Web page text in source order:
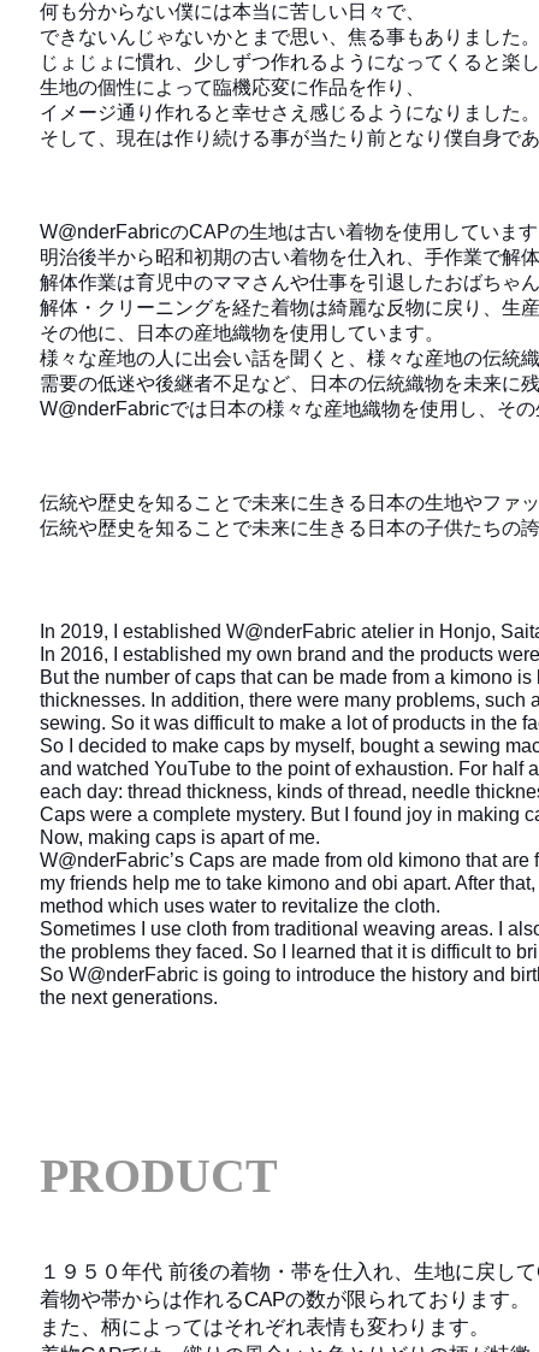
何も分からない僕には本当に苦しい日々で、
できないんじゃないかとまで思い、焦る事もありました。
じょじょに慣れ、少しずつ作れるようになってくると楽
生地の個性によって臨機応変に作品を作り、
イメージ通り作れると幸せさえ感じるようになりました。
そして、現在は作り続ける事が当たり前となり僕自身で
W@nderFabricのCAPの生地は古い着物を使用していま
明治後半から昭和初期の古い着物を仕入れ、手作業で解
解体作業は育児中のママさんや仕事を引退したおばちゃ
解体・クリーニングを経た着物は綺麗な反物に戻り、生
その他に、日本の産地織物を使用しています。
様々な産地の人に出会い話を聞くと、様々な産地の伝統
需要の低迷や後継者不足など、日本の伝統織物を未来に
W@nderFabricでは日本の様々な産地織物を使用し、そ
伝統や歴史を知ることで未来に生きる日本の生地やファ
伝統や歴史を知ることで未来に生きる日本の子供たちの
In 2019, I established W@nderFabric atelier in Honjo,
In 2016, I established my own brand and the products
But the number of caps that can be made from a kimono
thicknesses. In addition, there were many problems,
sewing. So it was difficult to make a lot of products in the
So I decided to make caps by myself, bought a sewing
and watched YouTube to the point of exhaustion. For half
each day: thread thickness, kinds of thread, needle
Caps were a complete mystery. But I found joy in making
Now, making caps is apart of me.
W@nderFabric’s Caps are made from old kimono that
my friends help me to take kimono and obi apart. After
method which uses water to revitalize the cloth.
Sometimes I use cloth from traditional weaving areas. I
the problems they faced. So I learned that it is difficult to
So W@nderFabric is going to introduce the history and
the next generations.
PRODUCT
１９５０年代 前後の着物・帯を仕入れ、生地に戻し
着物や帯からは作れるCAPの数が限られております。
また、柄によってはそれぞれ表情も変わります。